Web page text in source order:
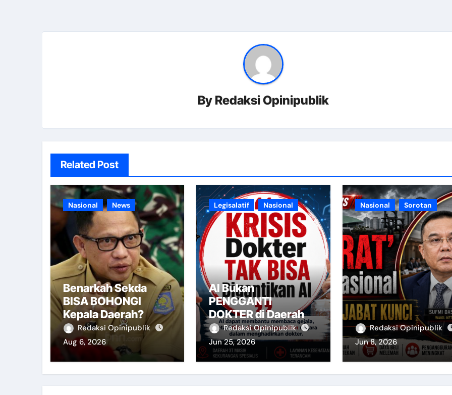
By Redaksi Opinipublik
Related Post
Nasional News
Benarkah Sekda
BISA BOHONGI
Kepala Daerah?
Redaksi Opinipublik
Aug 6, 2026
Legisalatif Nasional
AI Bukan
PENGGANTI
DOKTER di Daerah
Redaksi Opinipublik
Jun 25, 2026
Nasional Sorotan
Redaksi Opinipublik
Jun 8, 2026